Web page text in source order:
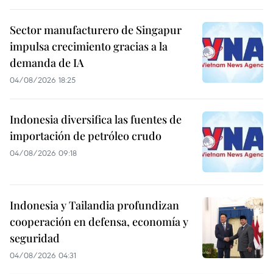
Sector manufacturero de Singapur
impulsa crecimiento gracias a la
demanda de IA
04/08/2026 18:25
Indonesia diversifica las fuentes de
importación de petróleo crudo
04/08/2026 09:18
Indonesia y Tailandia profundizan
cooperación en defensa, economía y
seguridad
04/08/2026 04:31